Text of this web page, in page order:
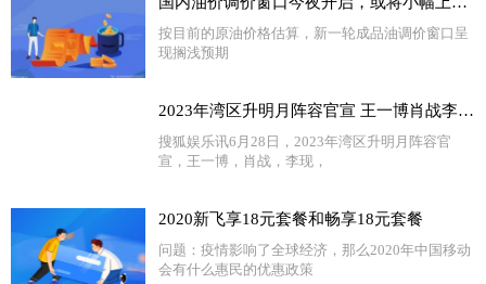
按目前的原油价格估算，新一轮成品油调价窗口呈
现搁浅预期
2023年湾区升明月阵容官宣 王一博肖战李现众星云集​​
搜狐娱乐讯6月28日，2023年湾区升明月阵容官
宣，王一博，肖战，李现，
2020新飞享18元套餐和畅享18元套餐
问题：疫情影响了全球经济，那么2020年中国移动
会有什么惠民的优惠政策